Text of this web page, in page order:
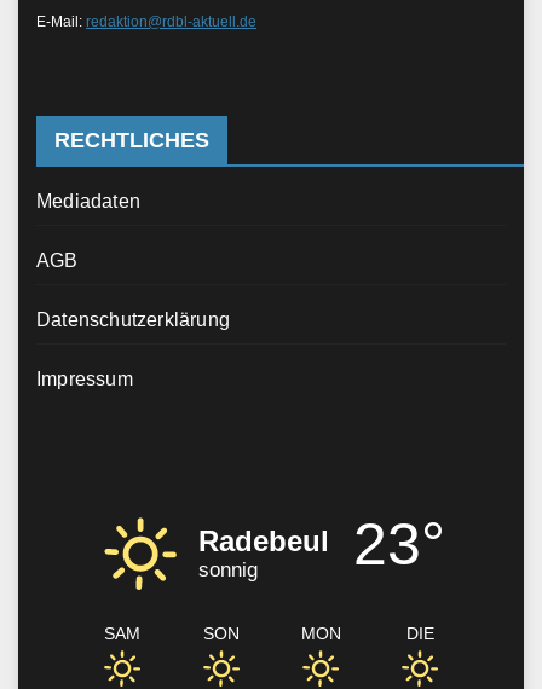
E-Mail: redaktion@rdbl-aktuell.de
RECHTLICHES
Mediadaten
AGB
Datenschutzerklärung
Impressum
Radebeul
sonnig 23°
SAM SON MON DIE